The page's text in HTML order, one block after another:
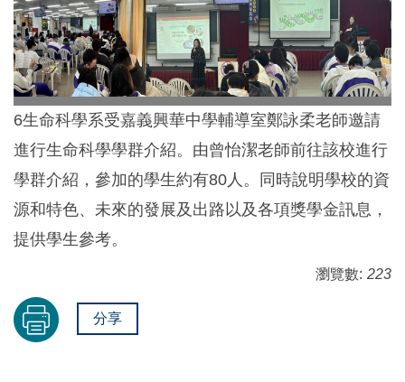
6生命科學系受嘉義興華中學輔導室鄭詠柔老師邀請
進行生命科學學群介紹。由曾怡潔老師前往該校進行
學群介紹，參加的學生約有80人。同時說明學校的資
源和特色、未來的發展及出路以及各項獎學金訊息，
提供學生參考。
瀏覽數: 223
分享